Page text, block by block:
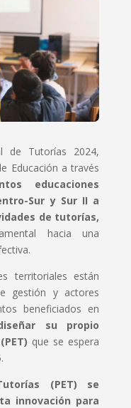
de Tutorías 2024,
Educación a través
educaciones
Sur y Sur II a
de tutorías,
hacia una
territoriales están
gestión y actores
beneficiados en
su propio
que se espera
(PET) se
innovación para